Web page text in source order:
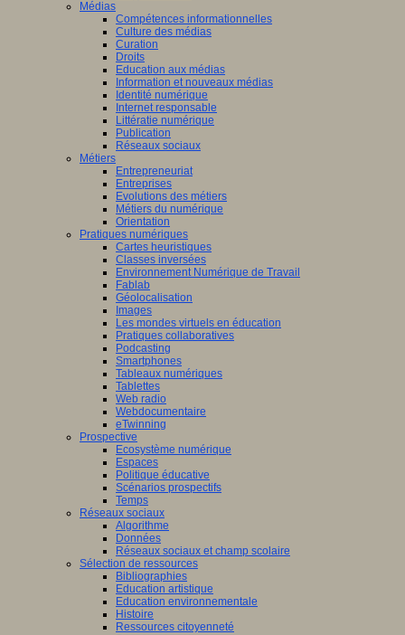
Médias
Compétences informationnelles
Culture des médias
Curation
Droits
Education aux médias
Information et nouveaux médias
Identité numérique
Internet responsable
Littératie numérique
Publication
Réseaux sociaux
Métiers
Entrepreneuriat
Entreprises
Evolutions des métiers
Métiers du numérique
Orientation
Pratiques numériques
Cartes heuristiques
Classes inversées
Environnement Numérique de Travail
Fablab
Géolocalisation
Images
Les mondes virtuels en éducation
Pratiques collaboratives
Podcasting
Smartphones
Tableaux numériques
Tablettes
Web radio
Webdocumentaire
eTwinning
Prospective
Ecosystème numérique
Espaces
Politique éducative
Scénarios prospectifs
Temps
Réseaux sociaux
Algorithme
Données
Réseaux sociaux et champ scolaire
Sélection de ressources
Bibliographies
Education artistique
Education environnementale
Histoire
Ressources citoyenneté